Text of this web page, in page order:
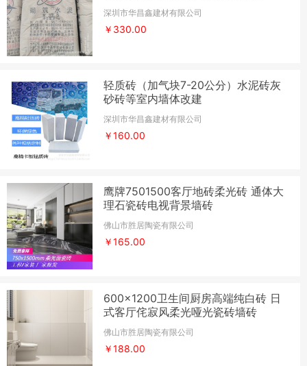
深圳市华昌鑫建材有限公司
￥330.00
轻质砖（加气块7-20公分）水泥砖灰
砂砖等室内墙体改建
深圳市华昌鑫建材有限公司
￥160.00
鹰牌7501500客厅地砖柔光砖 通体大
理石瓷砖电视背景墙砖
佛山市胜居陶瓷有限公司
￥165.00
600x1200卫生间厨房高端纯白砖 日
式客厅侘寂风柔光哑光瓷砖墙砖
佛山市胜居陶瓷有限公司
￥188.00